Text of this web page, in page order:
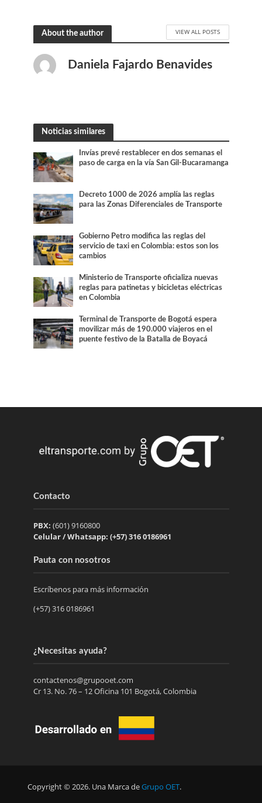
About the author VIEW ALL POSTS
Daniela Fajardo Benavides
Noticias similares
Invías prevé restablecer en dos semanas el
paso de carga en la vía San Gil-Bucaramanga
Decreto 1000 de 2026 amplía las reglas
para las Zonas Diferenciales de Transporte
Gobierno Petro modifica las reglas del
servicio de taxi en Colombia: estos son los
cambios
Ministerio de Transporte oficializa nuevas
reglas para patinetas y bicicletas eléctricas
en Colombia
Terminal de Transporte de Bogotá espera
movilizar más de 190.000 viajeros en el
puente festivo de la Batalla de Boyacá
Contacto
PBX: (601) 9160800
Celular / Whatsapp: (+57) 316 0186961
Pauta con nosotros
Escríbenos para más información
(+57) 316 0186961
¿Necesitas ayuda?
contactenos@grupooet.com
Cr 13. No. 76 – 12 Oficina 101 Bogotá, Colombia
Copyright © 2026. Una Marca deGrupo OET.